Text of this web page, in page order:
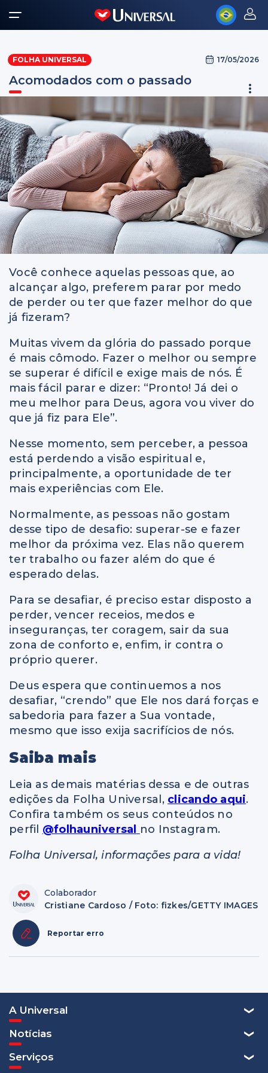
FOLHA UNIVERSAL 17/05/2026
Acomodados com o passado
Você conhece aquelas pessoas que, ao
alcançar algo, preferem parar por medo
de perder ou ter que fazer melhor do que
já fizeram?
Muitas vivem da glória do passado porque
é mais cômodo. Fazer o melhor ou sempre
se superar é difícil e exige mais de nós. É
mais fácil parar e dizer: “Pronto! Já dei o
meu melhor para Deus, agora vou viver do
que já fiz para Ele”.
Nesse momento, sem perceber, a pessoa
está perdendo a visão espiritual e,
principalmente, a oportunidade de ter
mais experiências com Ele.
Normalmente, as pessoas não gostam
desse tipo de desafio: superar-se e fazer
melhor da próxima vez. Elas não querem
ter trabalho ou fazer além do que é
esperado delas.
Para se desafiar, é preciso estar disposto a
perder, vencer receios, medos e
inseguranças, ter coragem, sair da sua
zona de conforto e, enfim, ir contra o
próprio querer.
Deus espera que continuemos a nos
desafiar, “crendo” que Ele nos dará forças e
sabedoria para fazer a Sua vontade,
mesmo que isso exija sacrifícios de nós.
Saiba mais
Leia as demais matérias dessa e de outras
edições da Folha Universal, clicando aqui.
Confira também os seus conteúdos no
perfil @folhauniversal
no Instagram.
Folha Universal, informações para a vida!
Colaborador
Cristiane Cardoso / Foto: fizkes/GETTY IMAGES
Reportar erro
A Universal
Notícias
Serviços